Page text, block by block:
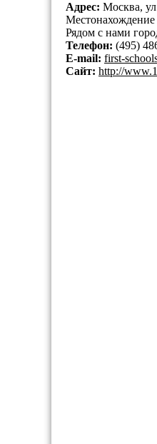
Адрес: Москва,
Рядом с нами
Телефон: (495)
E-mail: first-
Сайт: http://